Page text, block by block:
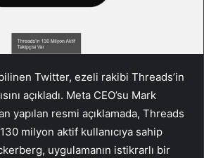
Twitter, ezeli rakibi Threads’in
açıkladı. Meta CEO’su Mark
yapılan resmi açıklamada, Threads
milyon aktif kullanıcıya sahip
uygulamanın istikrarlı bir